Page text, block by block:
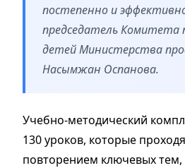
постепенно и
председатель Комитета
детей Министерства
Насымжан Оспанова.
Учебно-методический
130 уроков, которые
повторением ключевых тем,